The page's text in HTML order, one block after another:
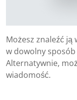
Możesz znaleźć
w dowolny
Alternatywnie,
wiadomość.